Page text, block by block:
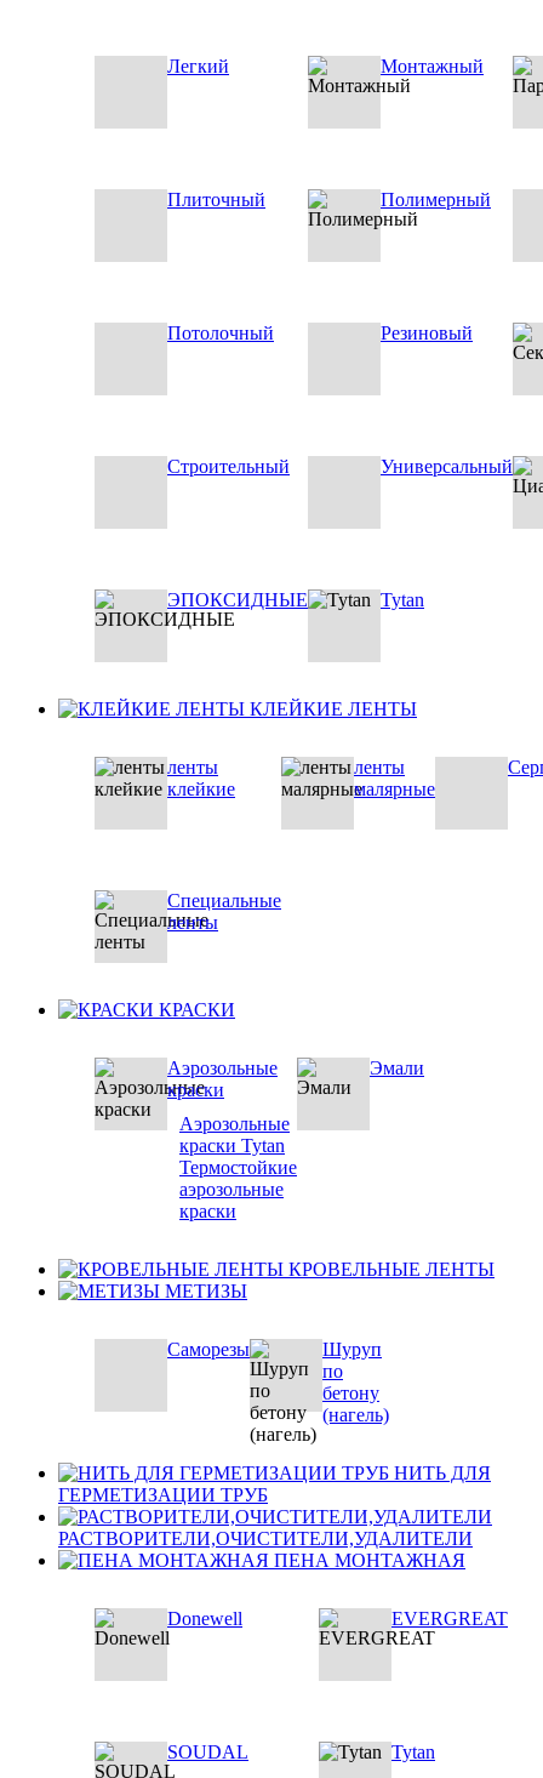
Легкий Монтажный
Плиточный Полимерный
Потолочный Резиновый
Строительный Универсальный
ЭПОКСИДНЫЕ Tytan
КЛЕЙКИЕ ЛЕНТЫ
ленты
клейкие
ленты
малярные
Специальные
ленты
КРАСКИ
Аэрозольные
краски
Аэрозольные
краски Tytan
Термостойкие
аэрозольные
краски
Эмали
КРОВЕЛЬНЫЕ ЛЕНТЫ
МЕТИЗЫ
Саморезы
Шуруп
по
бетону
(нагель)
НИТЬ ДЛЯ
ГЕРМЕТИЗАЦИИ ТРУБ
РАСТВОРИТЕЛИ,ОЧИСТИТЕЛИ,УДАЛИТЕЛИ
ПЕНА МОНТАЖНАЯ
Donewell EVERGREAT
SOUDAL Tytan